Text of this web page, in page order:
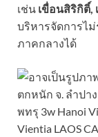
เช่น เขื่อนสิริกิติ์,
บริหารจัดการไ
ภาคกลางได้